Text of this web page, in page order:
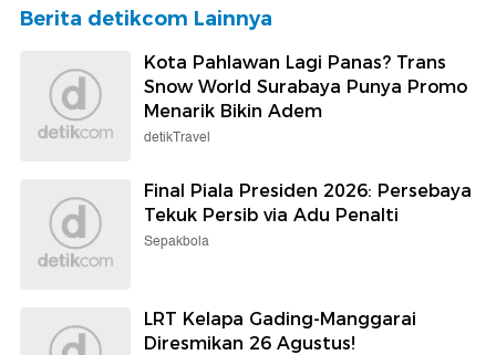
Berita detikcom Lainnya
Kota Pahlawan Lagi Panas? Trans
Snow World Surabaya Punya Promo
Menarik Bikin Adem
detikTravel
Final Piala Presiden 2026: Persebaya
Tekuk Persib via Adu Penalti
Sepakbola
LRT Kelapa Gading-Manggarai
Diresmikan 26 Agustus!